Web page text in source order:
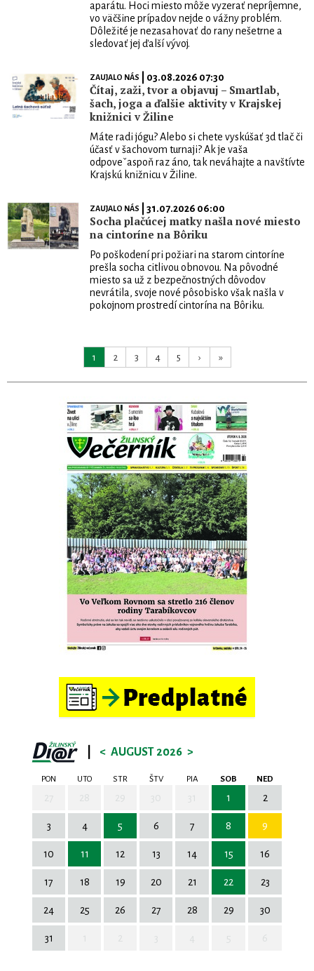
aparátu. Hoci miesto môže vyzerať nepríjemne,
vo väčšine prípadov nejde o vážny problém.
Dôležité je nezasahovať do rany nešetrne a
sledovať jej ďalší vývoj.
ZAUJALO NÁS | 03.08.2026 07:30
Čítaj, zaži, tvor a objavuj – Smartlab,
šach, joga a ďalšie aktivity v Krajskej
knižnici v Žiline
Máte radi jógu? Alebo si chete vyskúšať 3d tlač či
účasť v šachovom turnaji? Ak je vaša
odpoveˇaspoň raz áno, tak neváhajte a navštívte
Krajskú knižnicu v Žiline.
ZAUJALO NÁS | 31.07.2026 06:00
Socha plačúcej matky našla nové miesto
na cintoríne na Bôriku
Po poškodení pri požiari na starom cintoríne
prešla socha citlivou obnovou. Na pôvodné
miesto sa už z bezpečnostných dôvodov
nevrátila, svoje nové pôsobisko však našla v
pokojnom prostredí cintorína na Bôriku.
1 2 3 4 5 › »
< AUGUST 2026 >
PON UTO STR ŠTV PIA SOB NED
1 2
3 4 5 6 7 8 9
10 11 12 13 14 15 16
17 18 19 20 21 22 23
24 25 26 27 28 29 30
31